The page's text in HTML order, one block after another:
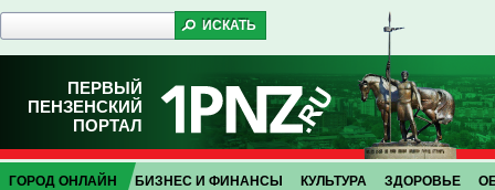
ПЕРВЫЙ
ПЕНЗЕНСКИЙ
ПОРТАЛ
ГОРОД ОНЛАЙН БИЗНЕС И ФИНАНСЫ КУЛЬТУРА ЗДОРОВЬЕ